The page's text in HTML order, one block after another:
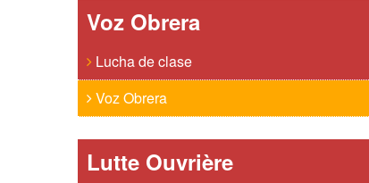
Voz Obrera
Lucha de clase
Voz Obrera
Lutte Ouvrière